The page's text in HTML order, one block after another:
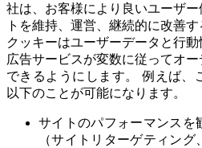
社は、お客様により良いユーザ
トを維持、運営、継続的に改善
クッキーはユーザーデータと行
広告サービスが変数に従ってオ
できるようにします。 例えば、
以下のことが可能になります。
サイトのパフォーマンスを
（サイトリターゲティン